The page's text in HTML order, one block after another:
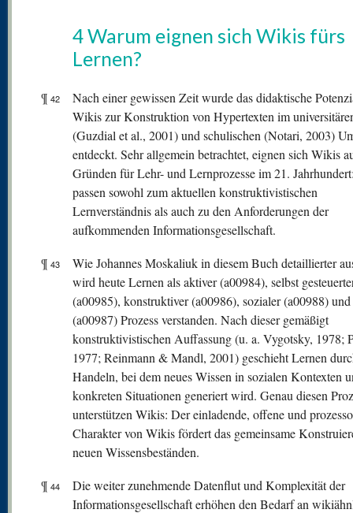
4 Warum eignen sich Wikis fürs
Lernen?
¶ 42
Nach einer gewissen Zeit wurde das didaktische
Wikis zur Konstruktion von Hypertexten im
(Guzdial et al., 2001) und schulischen (Notari, 2003)
entdeckt. Sehr allgemein betrachtet, eignen sich Wikis
Gründen für Lehr- und Lernprozesse im 21.
passen sowohl zum aktuellen konstruktivistischen
Lernverständnis als auch zu den Anforderungen der
aufkommenden Informationsgesellschaft.
¶ 43
Wie Johannes Moskaliuk in diesem Buch detaillierter
wird heute Lernen als aktiver (a00984), selbst
(a00985), konstruktiver (a00986), sozialer (a00988)
(a00987) Prozess verstanden. Nach dieser gemäßigt
konstruktivistischen Auffassung (u. a. Vygotsky, 1978;
1977; Reinmann & Mandl, 2001) geschieht Lernen
Handeln, bei dem neues Wissen in sozialen Kontexten
konkreten Situationen generiert wird. Genau diesen
unterstützen Wikis: Der einladende, offene und
Charakter von Wikis fördert das gemeinsame
neuen Wissensbeständen.
¶ 44
Die weiter zunehmende Datenflut und Komplexität der
Informationsgesellschaft erhöhen den Bedarf an